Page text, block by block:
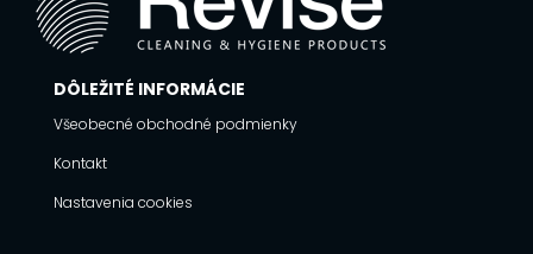
DÔLEŽITÉ INFORMÁCIE
Všeobecné obchodné podmienky
Kontakt
Nastavenia cookies